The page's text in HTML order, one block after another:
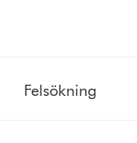
Felsökning